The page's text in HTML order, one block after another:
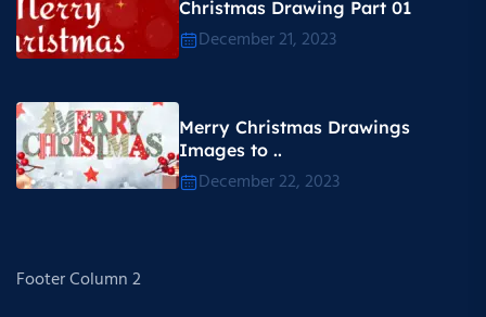
Christmas Drawing Part 01
December 21, 2023
Merry Christmas Drawings
Images to ..
December 22, 2023
Footer Column 2